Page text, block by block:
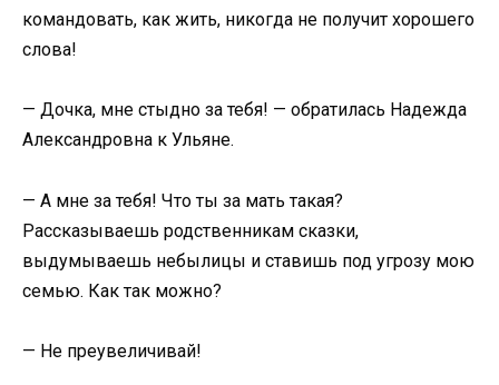
командовать, как жить, никогда не получит хорошего
слова!
— Дочка, мне стыдно за тебя! — обратилась Надежда
Александровна к Ульяне.
— А мне за тебя! Что ты за мать такая?
Рассказываешь родственникам сказки,
выдумываешь небылицы и ставишь под угрозу мою
семью. Как так можно?
— Не преувеличивай!